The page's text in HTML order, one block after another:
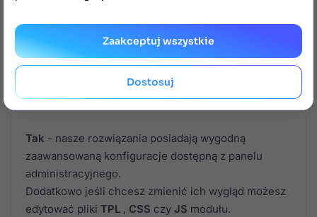
FAQ
Czy moduł da się zmodyfikować?
Tak - nasze rozwiązania posiadają wygodną
zaawansowaną konfiguracje dostępną z panelu
administracyjnego.
Dodatkowo jeśli chcesz zmienić ich wygląd możesz
edytować pliki TPL , CSS czy JS modułu.
Dostosuj
Zaakceptuj wszystkie